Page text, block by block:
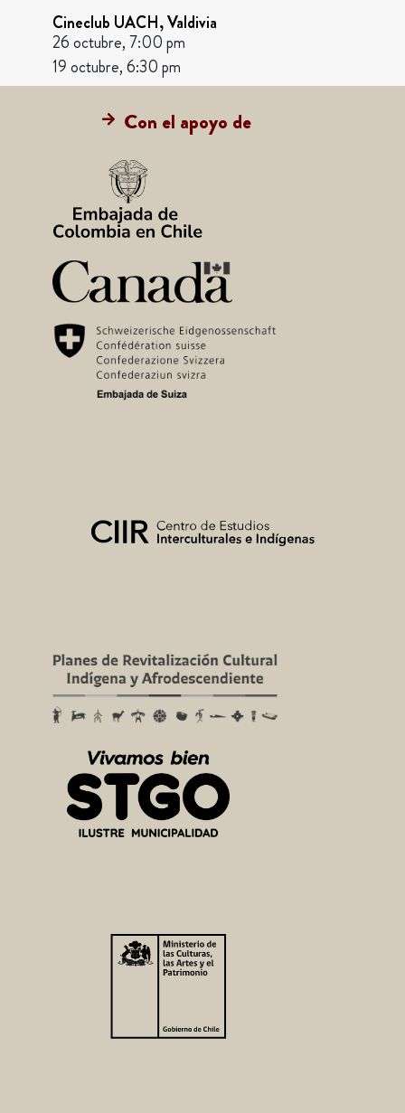
Cineclub UACH, Valdivia
26 octubre, 7:00 pm
19 octubre, 6:30 pm
Con el apoyo de